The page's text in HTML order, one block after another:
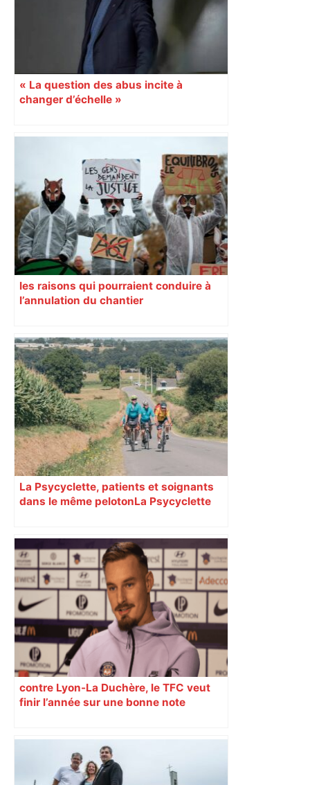
« La question des abus incite à
changer d’échelle »
les raisons qui pourraient conduire à
l’annulation du chantier
La Psycyclette, patients et soignants
dans le même peloton​​​​​​ La Psycyclette
vivant avec des troubles psychiques,
des soignants et des cyclotouristes.
« La Croix » a participé en septembre à
sa septième édition, du Mont-Saint-
Michel à Toulouse.
contre Lyon-La Duchère, le TFC veut
finir l’année sur une bonne note